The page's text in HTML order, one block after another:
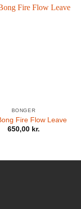
BONGER
Fire Flow Leave
650,00 kr.